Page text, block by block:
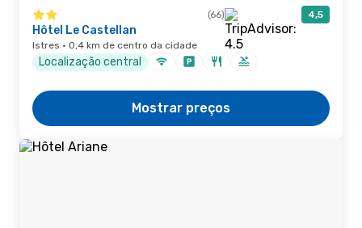
(66) 4,5
Hôtel Le Castellan
Istres · 0,4 km de centro da cidade
Localização central
Mostrar preços